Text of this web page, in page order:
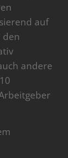
auf
den
andere